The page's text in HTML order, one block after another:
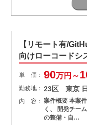
【リモート有/
向けローコードシ
単 価： 90万円～
勤務地： 23区 東京
内 容： 案件概要 本案
く、 開発チー
の整備・自…